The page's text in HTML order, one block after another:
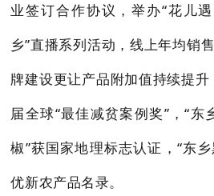
业签订合作协议，举办“花儿
乡”直播系列活动，线上年均销
牌建设更让产品附加值持续提升
届全球“最佳减贫案例奖”，“东
椒”获国家地理标志认证，“东
优新农产品名录。